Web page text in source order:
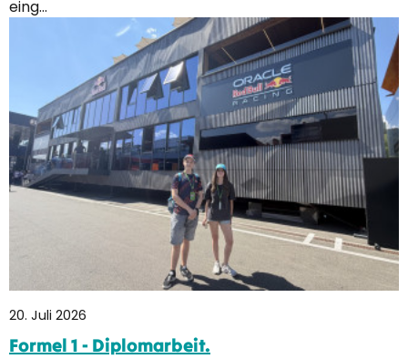
eing…
20. Juli 2026
Formel 1 - Diplomarbeit.